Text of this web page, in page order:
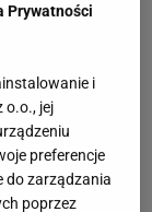
Prywatności
i
o.o., jej
preferencje
do zarządzania
poprzez